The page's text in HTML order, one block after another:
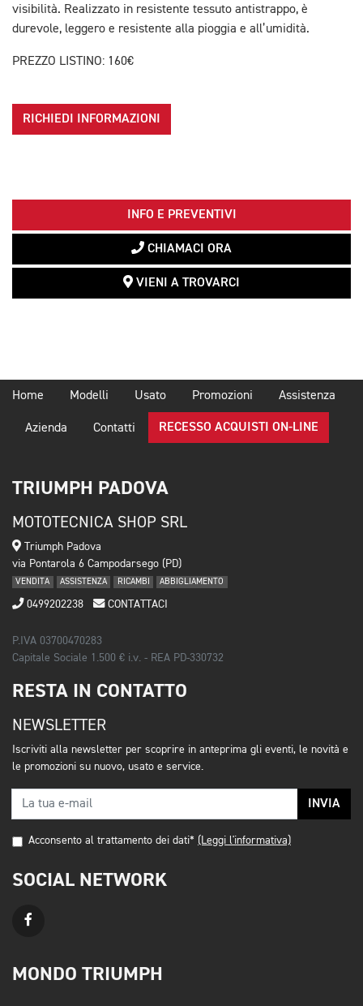
visibilità. Realizzato in resistente tessuto antistrappo, è
durevole, leggero e resistente alla pioggia e all’umidità.
PREZZO LISTINO: 160€
RICHIEDI INFORMAZIONI
INFO E PREVENTIVI
CHIAMACI ORA
VIENI A TROVARCI
Home Modelli Usato Promozioni Assistenza
Azienda Contatti RECESSO ACQUISTI ON-LINE
TRIUMPH PADOVA
MOTOTECNICA SHOP SRL
Triumph Padova
via Pontarola 6 Campodarsego (PD)
VENDITA ASSISTENZA RICAMBI ABBIGLIAMENTO
0499202238 CONTATTACI
P.IVA 03700470283
Capitale Sociale 1.500 € i.v. - REA PD-330732
RESTA IN CONTATTO
NEWSLETTER
Iscriviti alla newsletter per scoprire in anteprima gli eventi, le novità e
le promozioni su nuovo, usato e service.
INVIA
Acconsento al trattamento dei dati* (Leggi l'informativa)
SOCIAL NETWORK
MONDO TRIUMPH